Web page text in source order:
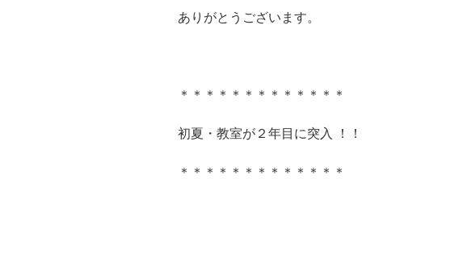
ありがとうございます。
＊＊＊＊＊＊＊＊＊＊＊＊＊
初夏・教室が２年目に突入 ！！
＊＊＊＊＊＊＊＊＊＊＊＊＊